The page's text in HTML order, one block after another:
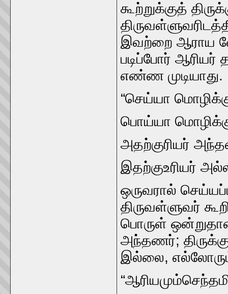
கூற்றுக்குத்‌
இவற்றை ஆராய
படிப்போர்‌ ஆரியர்‌
எண்ண முடியாது.
“செய்யா
பொய்யா
அதற்குரியர்‌
இதற்குஉரியர்‌
ஒருவரால்‌
திருவள்ளுவர்‌
பொருள்‌
அந்தணர்‌;
இல்லை,